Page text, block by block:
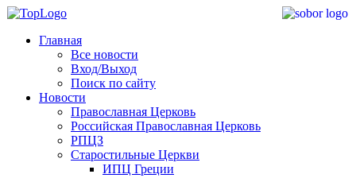
Главная
Все новости
Вход/Выход
Поиск по сайту
Новости
Православная Церковь
Российская Православная Церковь
РПЦЗ
Старостильные Церкви
ИПЦ Греции